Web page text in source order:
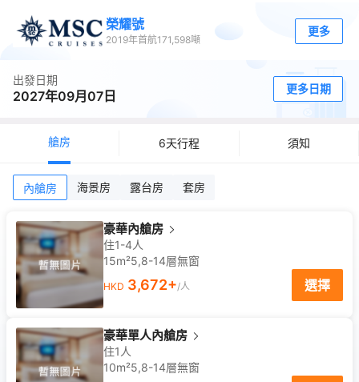
榮耀號
2019年首航171,598噸
更多
出發日期
2027年09月07日 更多日期
艙房 6天行程 須知
內艙房 海景房 露台房 套房
豪華內艙房
住1-4人
15m²5,8-14層無窗
HKD 3,672+/人 選擇
豪華單人內艙房
住1人
10m²5,8-14層無窗